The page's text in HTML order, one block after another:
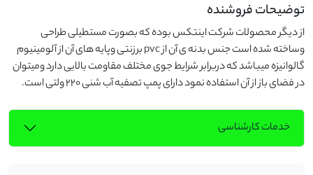
توضیحات فروشنده
در فضای باز از آن استفاده نمود دارای پمپ تصفیه آب شنی 220 ولتی است.
خدمات کارشناسی